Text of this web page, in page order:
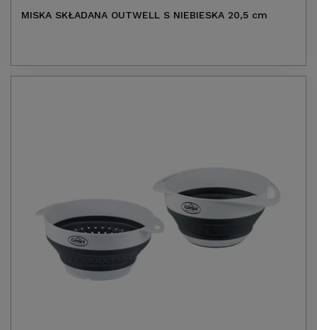
MISKA SKŁADANA OUTWELL S NIEBIESKA 20,5 cm